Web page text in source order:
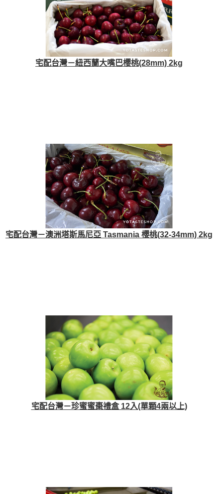
宅配台灣－紐西蘭大嘴巴櫻桃(28mm) 2kg
宅配台灣－澳洲塔斯馬尼亞 Tasmania 櫻桃(32-34mm) 2kg
宅配台灣－珍蜜蜜棗禮盒 12入(單顆4兩以上)